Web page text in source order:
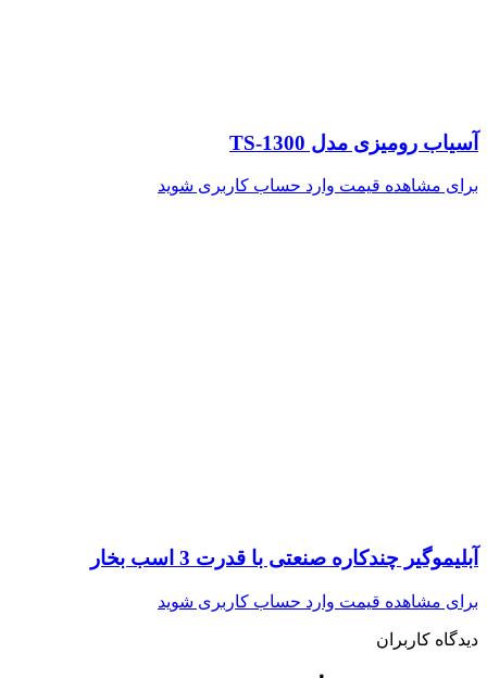
آسیاب رومیزی مدل TS-1300
برای مشاهده قیمت وارد حساب کاربری شوید
آبلیموگیر چندکاره صنعتی با قدرت 3 اسب بخار
برای مشاهده قیمت وارد حساب کاربری شوید
دیدگاه کاربران